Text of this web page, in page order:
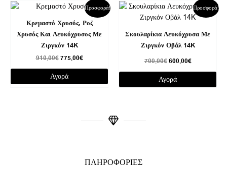
Προσφορά!
Κρεμαστό Χρυσός, Ροζ
Χρυσός Και Λευκόχρυσος Με
Ζιργκόν 14K
910,00€
Original
price
was:
910,00€.
775,00€
Η
τρέχουσα
τιμή
είναι:
775,00€.
Αγορά
Προσφορά!
Σκουλαρίκια Λευκόχρυσα Με
Ζιργκόν Οβάλ 14K
700,00€
Original
was:
600,00€
Η
τρέχουσα
τιμή
600,00€.
Αγορά
ΠΛΗΡΟΦΟΡΙΕΣ